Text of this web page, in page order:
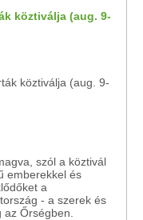
köztiválja (aug. 9-
szól a köztivál
emberekkel és
a
- a szerek és
Őrségben.